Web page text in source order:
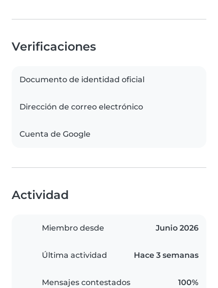
Verificaciones
Documento de identidad oficial
Dirección de correo electrónico
Cuenta de Google
Actividad
Miembro desde Junio 2026
Última actividad Hace 3 semanas
Mensajes contestados 100%